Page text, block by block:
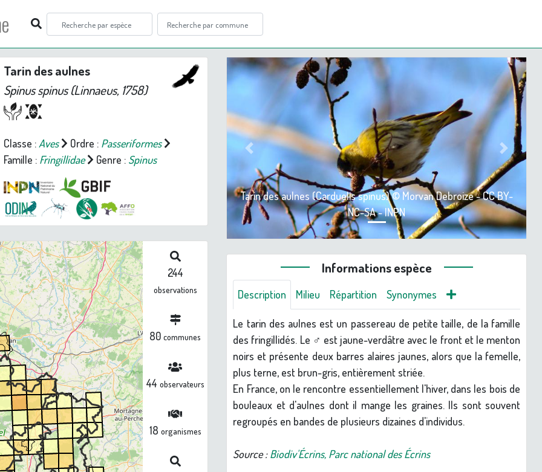
Tarin des aulnes
Spinus spinus(Linnaeus, 1758)
Classe :Aves Ordre : Passeriformes
Famille : Fringillidae Genre : Spinus
244
observations
80 communes
44 observateurs
18 organismes
Tarin des aulnes (Carduelis spinus) © Morvan Debroize - CC BY-
NC-SA - INPN
Previous Next
Informations espèce
Description Milieu Répartition Synonymes
Le tarin des aulnes est un passereau de petite taille, de la famille
des fringillidés. Le ♂ est jaune-verdâtre avec le front et le menton
noirs et présente deux barres alaires jaunes, alors que la femelle,
plus terne, est brun-gris, entièrement striée.
En France, on le rencontre essentiellement l'hiver, dans les bois de
bouleaux et d'aulnes dont il mange les graines. Ils sont souvent
regroupés en bandes de plusieurs dizaines d'individus.
Source :Biodiv'Écrins, Parc national des Écrins